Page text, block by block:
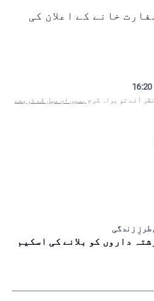
خانے کے اعلان کی
آئے تو براہ کرم ہمیں ای میل کے ذریعے
طرزِ زندگی
داروں کو بلانے کی اسکیم